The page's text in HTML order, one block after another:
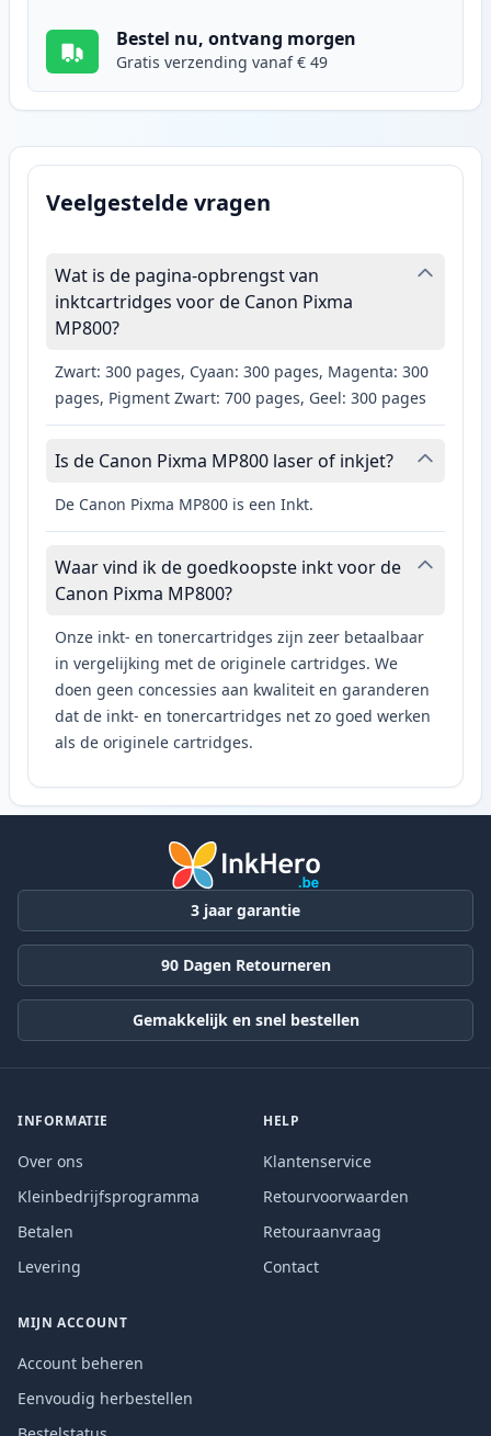
Bestel nu, ontvang morgen
Gratis verzending vanaf € 49
Veelgestelde vragen
Wat is de pagina-opbrengst van
inktcartridges voor de Canon Pixma
MP800?
Zwart: 300 pages, Cyaan: 300 pages, Magenta: 300
pages, Pigment Zwart: 700 pages, Geel: 300 pages
Is de Canon Pixma MP800 laser of inkjet?
De Canon Pixma MP800 is een Inkt.
Waar vind ik de goedkoopste inkt voor de
Canon Pixma MP800?
Onze inkt- en tonercartridges zijn zeer betaalbaar
in vergelijking met de originele cartridges. We
doen geen concessies aan kwaliteit en garanderen
dat de inkt- en tonercartridges net zo goed werken
als de originele cartridges.
3 jaar garantie
90 Dagen Retourneren
Gemakkelijk en snel bestellen
INFORMATIE
Over ons
Kleinbedrijfsprogramma
Betalen
Levering
HELP
Klantenservice
Retourvoorwaarden
Retouraanvraag
Contact
MIJN ACCOUNT
Account beheren
Eenvoudig herbestellen